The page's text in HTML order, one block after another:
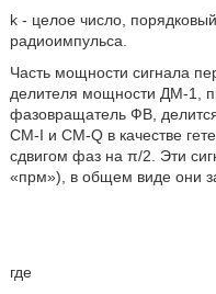
k - целое число,
радиоимпульса.
Часть мощности сигнала
делителя мощности ДМ-1,
фазовращатель ФВ,
CM-I и CM-Q в качестве
сдвигом фаз на π/2. Эти
«прм»), в общем виде они
где